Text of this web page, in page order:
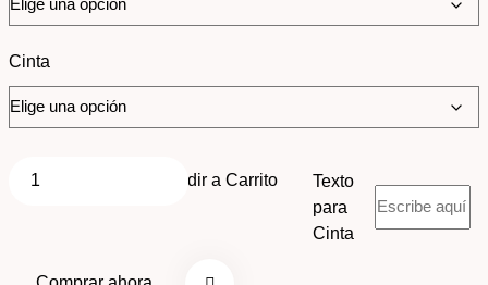
Cinta
Añadir a Carrito
Texto
para
Cinta